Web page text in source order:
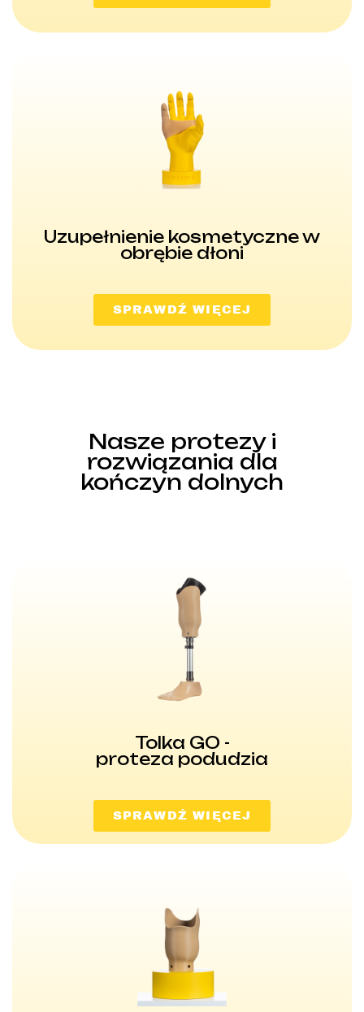
Uzupełnienie kosmetyczne w
obrębie dłoni
SPRAWDŹ WIĘCEJ
Nasze protezy i
rozwiązania dla
kończyn dolnych
Tolka GO -
proteza podudzia
SPRAWDŹ WIĘCEJ